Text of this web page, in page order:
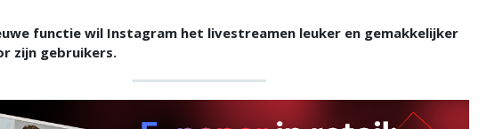
functie wil Instagram het livestreamen leuker en gemakkelijker
zijn gebruikers.